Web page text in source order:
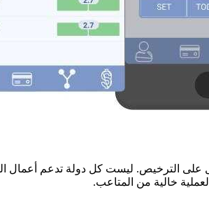
الترخيص. ليست كل دولة تدعم أعمال
خالية من المتاعب.